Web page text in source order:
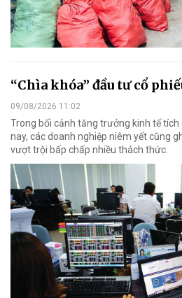
“Chìa khóa” đầu tư cổ
09/08/2026 11:02
Trong bối cảnh tăng trưởng kinh tế
nay, các doanh nghiệp niêm yết cũng
vượt trội bấp chấp nhiều thách thức.